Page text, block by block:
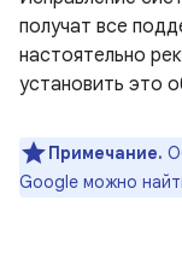
получат все
настоятельно
установить это
Примечание.
Google можно